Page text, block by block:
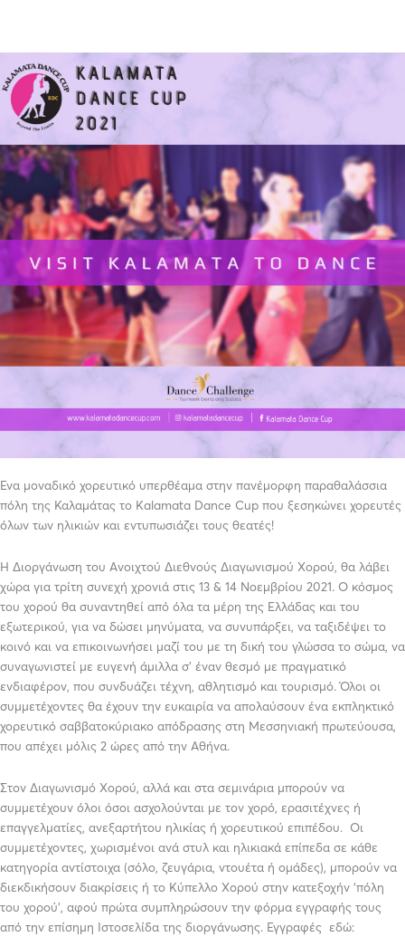
Ένα μοναδικό χορευτικό υπερθέαμα στην πανέμορφη παραθαλάσσια
πόλη της Καλαμάτας το Kalamata Dance Cup που ξεσηκώνει χορευτές
όλων των ηλικιών και εντυπωσιάζει τους θεατές!
Η Διοργάνωση του Ανοιχτού Διεθνούς Διαγωνισμού Χορού, θα λάβει
χώρα για τρίτη συνεχή χρονιά στις 13 & 14 Νοεμβρίου 2021. Ο κόσμος
του χορού θα συναντηθεί από όλα τα μέρη της Ελλάδας και του
εξωτερικού, για να δώσει μηνύματα, να συνυπάρξει, να ταξιδέψει το
κοινό και να επικοινωνήσει μαζί του με τη δική του γλώσσα το σώμα, να
συναγωνιστεί με ευγενή άμιλλα σ’ έναν θεσμό με πραγματικό
ενδιαφέρον, που συνδυάζει τέχνη, αθλητισμό και τουρισμό. Όλοι οι
συμμετέχοντες θα έχουν την ευκαιρία να απολαύσουν ένα εκπληκτικό
χορευτικό σαββατοκύριακο απόδρασης στη Μεσσηνιακή πρωτεύουσα,
που απέχει μόλις 2 ώρες από την Αθήνα.
Στον Διαγωνισμό Χορού, αλλά και στα σεμινάρια μπορούν να
συμμετέχουν όλοι όσοι ασχολούνται με τον χορό, ερασιτέχνες ή
επαγγελματίες, ανεξαρτήτου ηλικίας ή χορευτικού επιπέδου. Οι
συμμετέχοντες, χωρισμένοι ανά στυλ και ηλικιακά επίπεδα σε κάθε
κατηγορία αντίστοιχα (σόλο, ζευγάρια, ντουέτα ή ομάδες), μπορούν να
διεκδικήσουν διακρίσεις ή το Κύπελλο Χορού στην κατεξοχήν ‘πόλη
του χορού’, αφού πρώτα συμπληρώσουν την φόρμα εγγραφής τους
από την επίσημη Ιστοσελίδα της διοργάνωσης. Εγγραφές εδώ: